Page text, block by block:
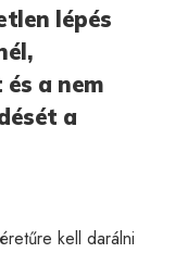
lépés
a nem
a
kell darálni